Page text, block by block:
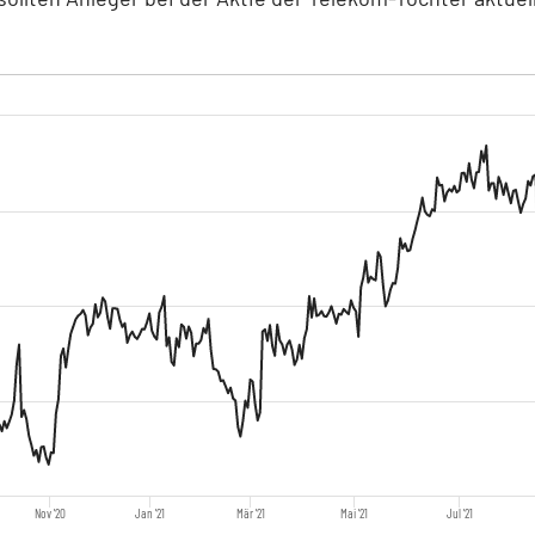
Nov '20 Jan '21 Mär '21 Mai '21 Jul '21